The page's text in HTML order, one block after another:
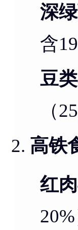
深
含
豆
（
高铁
红